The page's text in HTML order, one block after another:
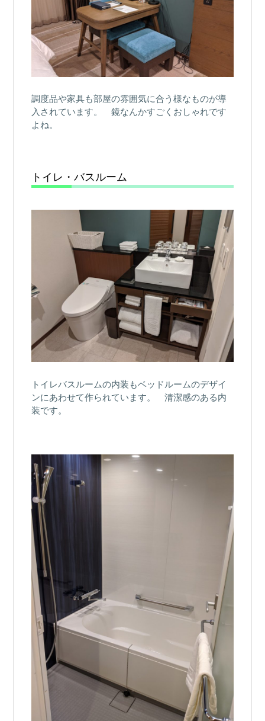
調度品や家具も部屋の雰囲気に合う様なものが導
入されています。 鏡なんかすごくおしゃれです
よね。
トイレ・バスルーム
トイレバスルームの内装もベッドルームのデザイ
ンにあわせて作られています。 清潔感のある内
装です。